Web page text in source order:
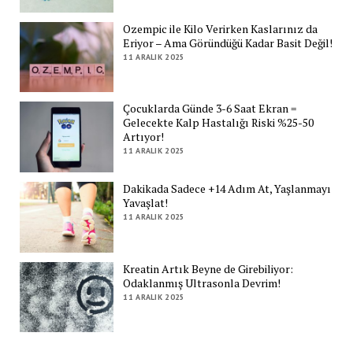
Ozempic ile Kilo Verirken Kaslarınız da
Eriyor – Ama Göründüğü Kadar Basit Değil!
11 ARALIK 2025
Çocuklarda Günde 3-6 Saat Ekran =
Gelecekte Kalp Hastalığı Riski %25-50
Artıyor!
11 ARALIK 2025
Dakikada Sadece +14 Adım At, Yaşlanmayı
Yavaşlat!
11 ARALIK 2025
Kreatin Artık Beyne de Girebiliyor:
Odaklanmış Ultrasonla Devrim!
11 ARALIK 2025